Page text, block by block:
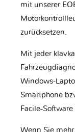
mit unserer
zurücksetzen.
Mit jeder
Windows-
Smartphone
Facile-
Wenn Sie